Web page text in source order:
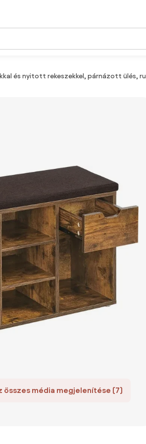
és nyitott rekeszekkel, párnázott ülés,
összes média megjelenítése (7)